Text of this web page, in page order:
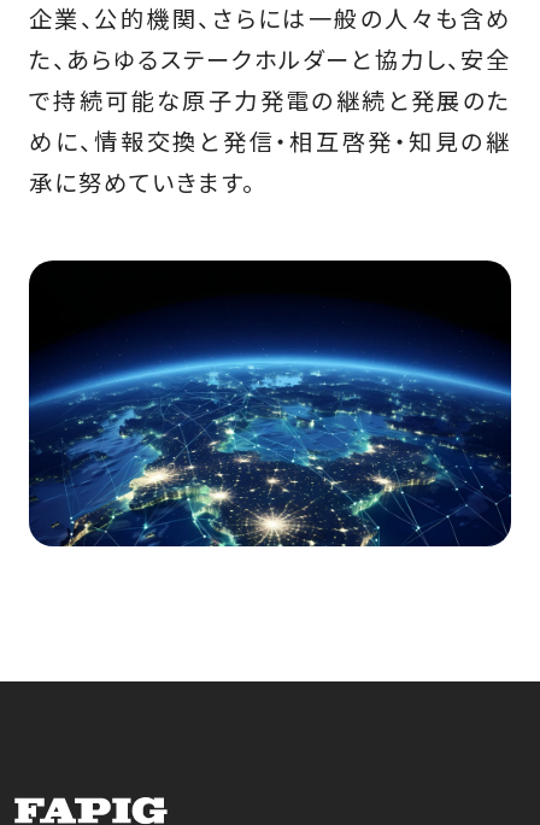
企業、公的機関、さらには一般の人々も含め
た、あらゆるステークホルダーと協力し、安全
で持続可能な原子力発電の継続と発展のた
めに、情報交換と発信・相互啓発・知見の継
承に努めていきます。